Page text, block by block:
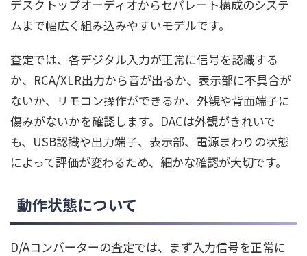
デスクトップオーディオからセパレート構成のシステ
ムまで幅広く組み込みやすいモデルです。
査定では、各デジタル入力が正常に信号を認識する
か、RCA/XLR出力から音が出るか、表示部に不具合が
ないか、リモコン操作ができるか、外観や背面端子に
傷みがないかを確認します。DACは外観がきれいで
も、USB認識や出力端子、表示部、電源まわりの状態
によって評価が変わるため、細かな確認が大切です。
動作状態について
D/Aコンバーターの査定では、まず入力信号を正常に